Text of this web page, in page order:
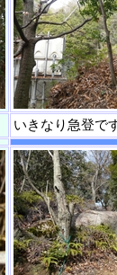
いきなり急登で